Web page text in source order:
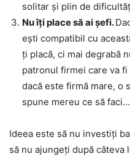
solitar și plin de
Nu îți place să ai șefi.
ești compatibil cu
ți placă, ci mai degrabă
patronul firmei care va
dacă este firmă mare, o
spune mereu ce să faci…
Ideea este să nu investiți
să nu ajungeți după câteva